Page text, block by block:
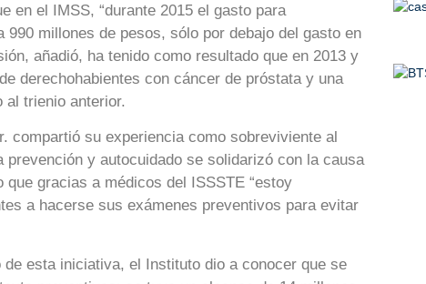
en el IMSS, “durante 2015 el gasto para
millones de pesos, sólo por debajo del gasto en
añadió, ha tenido como resultado que en 2013 y
derechohabientes con cáncer de próstata y una
al trienio anterior.
compartió su experiencia como sobreviviente al
y autocuidado se solidarizó con la causa
que gracias a médicos del ISSSTE “estoy
a hacerse sus exámenes preventivos para evitar
esta iniciativa, el Instituto dio a conocer que se